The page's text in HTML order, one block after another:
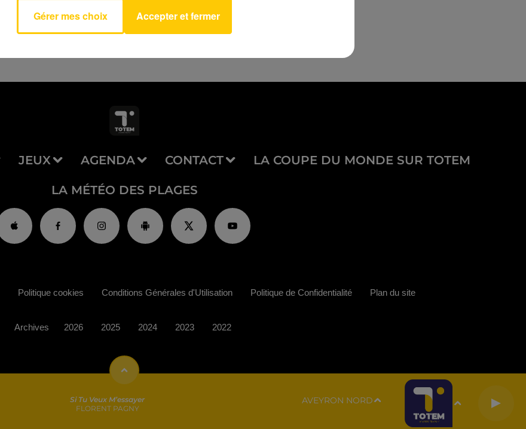
JEUX AGENDA CONTACT LA COUPE DU MONDE SUR TOTEM
LA MÉTÉO DES PLAGES
Si Tu Veux M’essayer
FLORENT PAGNY
AVEYRON NORD
Politique cookies Conditions Générales d'Utilisation Politique de Confidentialité Plan du site
Archives 2026 2025 2024 2023 2022
Gérer mes choix Accepter et fermer